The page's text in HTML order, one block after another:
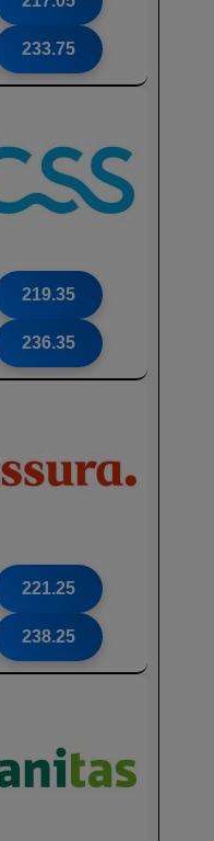
233.75
219.35
236.35
221.25
238.25